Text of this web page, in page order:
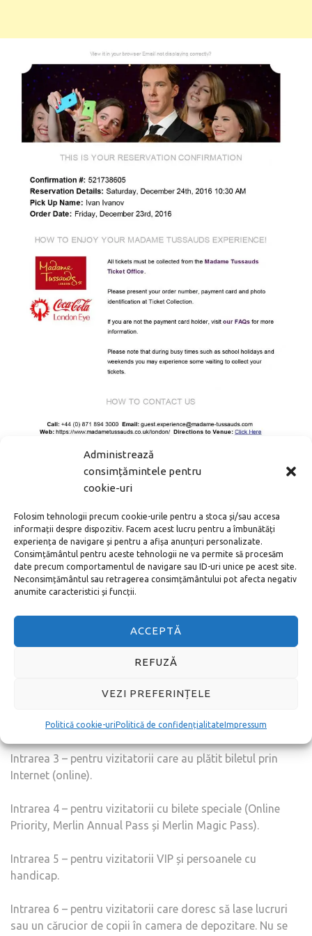
Administrează
consimțămintele pentru
cookie-uri
Folosim tehnologii precum cookie-urile pentru a stoca și/sau accesa
informații despre dispozitiv. Facem acest lucru pentru a îmbunătăți
experiența de navigare și pentru a afișa anunțuri personalizate.
Consimțământul pentru aceste tehnologii ne va permite să procesăm
date precum comportamentul de navigare sau ID-uri unice pe acest site.
Neconsimțământul sau retragerea consimțământului pot afecta negativ
anumite caracteristici și funcții.
ACCEPTĂ
REFUZĂ
VEZI PREFERINȚELE
Politică cookie-uriPolitică de confidențialitateImpressum
Confirmarea de pe mail, ce trebuie printată
Pe lângă confirmarea rezervării, vi se va cere să
prezentați un act de identitate și cardul bancar cu care
Intrarea în muzeu
Există mai multe intrări numerotate, fiecare dintre
acestea fiind destinate unei categorii specifice de
Intrarea 1 – pentru vizitatorii care cumpără un bilet la
casele muzeului, inclusiv cu cupon promoțional (cupon
reprezentanții de vânzări (distribuitori).
Intrarea 3 – pentru vizitatorii care au plătit biletul prin
Internet (online).
Intrarea 4 – pentru vizitatorii cu bilete speciale (Online
Priority, Merlin Annual Pass și Merlin Magic Pass).
Intrarea 5 – pentru vizitatorii VIP și persoanele cu
handicap.
Intrarea 6 – pentru vizitatorii care doresc să lase lucruri
sau un cărucior de copii în camera de depozitare. Nu se